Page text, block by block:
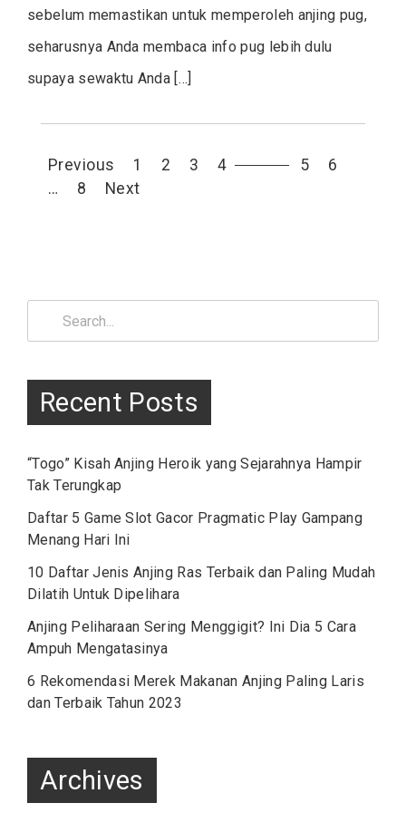
sebelum memastikan untuk memperoleh anjing pug,
seharusnya Anda membaca info pug lebih dulu
supaya sewaktu Anda […]
pagination
Previous 1 2 3 4 5
6
…
8 Next
Recent Posts
“Togo” Kisah Anjing Heroik yang Sejarahnya Hampir
Tak Terungkap
Daftar 5 Game Slot Gacor Pragmatic Play Gampang
Menang Hari Ini
10 Daftar Jenis Anjing Ras Terbaik dan Paling Mudah
Dilatih Untuk Dipelihara
Anjing Peliharaan Sering Menggigit? Ini Dia 5 Cara
Ampuh Mengatasinya
6 Rekomendasi Merek Makanan Anjing Paling Laris
dan Terbaik Tahun 2023
Archives